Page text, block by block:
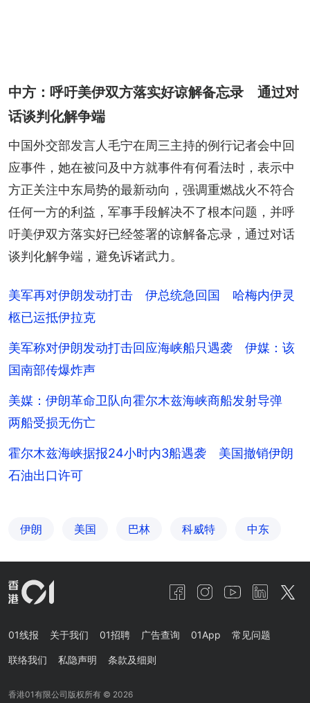
中方：呼吁美伊双方落实好谅解备忘录 通过对
话谈判化解争端
中国外交部发言人毛宁在周三主持的例行记者会中回
应事件，她在被问及中方就事件有何看法时，表示中
方正关注中东局势的最新动向，强调重燃战火不符合
任何一方的利益，军事手段解决不了根本问题，并呼
吁美伊双方落实好已经签署的谅解备忘录，通过对话
谈判化解争端，避免诉诸武力。
美军再对伊朗发动打击 伊总统急回国 哈梅内伊灵
柩已运抵伊拉克
美军称对伊朗发动打击回应海峡船只遇袭 伊媒：该
国南部传爆炸声
美媒：伊朗革命卫队向霍尔木兹海峡商船发射导弹
两船受损无伤亡
霍尔木兹海峡据报24小时内3船遇袭 美国撤销伊朗
石油出口许可
伊朗 美国 巴林 科威特 中东
01线报 关于我们 01招聘 广告查询 01App 常见问题
联络我们 私隐声明 条款及细则
香港01有限公司版权所有 © 2026